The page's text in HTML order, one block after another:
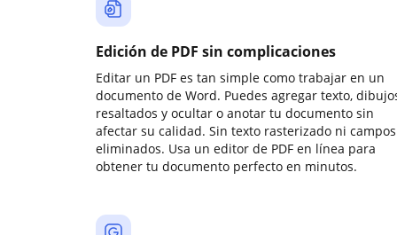
Edición de PDF sin complicaciones
Editar un PDF es tan simple como trabajar en un
documento de Word. Puedes agregar texto,
resaltados y ocultar o anotar tu documento sin
afectar su calidad. Sin texto rasterizado ni campos
eliminados. Usa un editor de PDF en línea para
obtener tu documento perfecto en minutos.